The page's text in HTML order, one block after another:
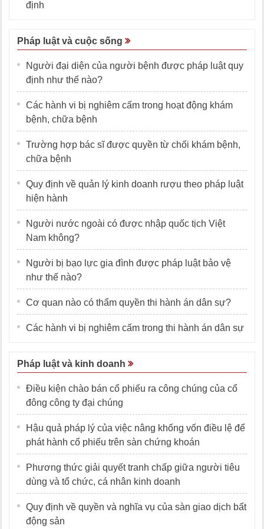
định
Pháp luật và cuộc sống
Người đại diện của người bệnh được pháp luật quy
định như thế nào?
Các hành vi bị nghiêm cấm trong hoạt động khám
bệnh, chữa bệnh
Trường hợp bác sĩ được quyền từ chối khám bệnh,
chữa bệnh
Quy định về quản lý kinh doanh rượu theo pháp luật
hiện hành
Người nước ngoài có được nhập quốc tịch Việt
Nam không?
Người bị bạo lực gia đình được pháp luật bảo vệ
như thế nào?
Cơ quan nào có thẩm quyền thi hành án dân sự?
Các hành vi bị nghiêm cấm trong thi hành án dân sự
Pháp luật và kinh doanh
Điều kiện chào bán cổ phiếu ra công chúng của cổ
đông công ty đại chúng
Hậu quả pháp lý của việc nâng khống vốn điều lệ để
phát hành cổ phiếu trên sàn chứng khoán
Phương thức giải quyết tranh chấp giữa người tiêu
dùng và tổ chức, cá nhân kinh doanh
Quy định về quyền và nghĩa vụ của sàn giao dịch bất
động sản